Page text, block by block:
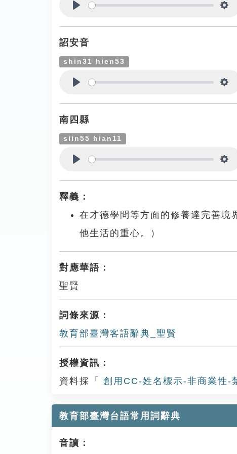
詔安音
shin31 hien53
南四縣
siin55 hian11
釋義：
在才德學問等方面的修養達完善境
他生活的重心。）
對應華語：
聖賢
詞條來源：
教育部臺灣客語辭典_聖賢
授權資訊：
資料採「
創用CC-姓名標示-非商業性-
教育部臺灣台語常用詞辭典
音讀：